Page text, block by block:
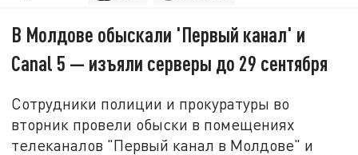
В Молдове обыскали 'Первый канал' и
Canal 5 — изъяли серверы до 29 сентября
Сотрудники полиции и прокуратуры во
вторник провели обыски в помещениях
телеканалов "Первый канал в Молдове" и